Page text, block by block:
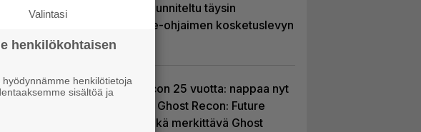
joka on suunniteltu täysin
DualSense-ohjaimen kosketuslevyn
ympärille
3
Ghost Recon 25 vuotta: nappaa nyt
ilmaiseksi Ghost Recon: Future
Soldier sekä merkittävä Ghost
Valintasi
henkilökohtaisen
hyödynnämme henkilötietoja
sisältöä ja